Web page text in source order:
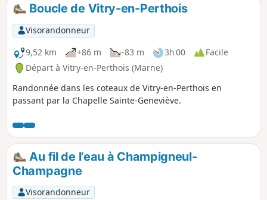
Boucle de Vitry-en-Perthois
Visorandonneur
9,52 km
+86 m -83 m 3h 00
Facile
Départ à Vitry-en-Perthois (Marne)
Randonnée dans les coteaux de Vitry-en-Perthois en
passant par la Chapelle Sainte-Geneviève.
Au fil de l’eau à Champigneul-
Champagne
Visorandonneur